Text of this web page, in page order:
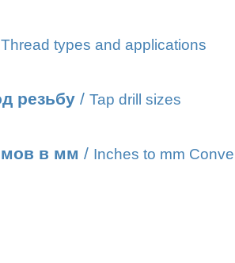
Thread types and applications
резьбу / Tap drill sizes
в мм / Inches to mm